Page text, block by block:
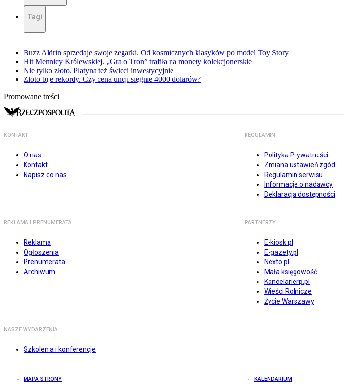
Tagi
Buzz Aldrin sprzedaje swoje zegarki. Od kosmicznych klasyków po model Toy Story
Hit Mennicy Królewskiej. „Gra o Tron” trafiła na monety kolekcjonerskie
Nie tylko złoto. Platyna też świeci inwestycyjnie
Złoto bije rekordy. Czy cena uncji sięgnie 4000 dolarów?
Promowane treści
KONTAKT
O nas
Kontakt
Napisz do nas
REGULAMIN
Polityka Prywatności
Zmiana ustawień zgód
Regulamin serwisu
Informacje o nadawcy
Deklaracja dostępności
REKLAMA I PRENUMERATA
Reklama
Ogłoszenia
Prenumerata
Archiwum
PARTNERZY
E-kiosk.pl
E-gazety.pl
Nexto.pl
Mała księgowość
Kancelarierp.pl
Wieści Rolnicze
Życie Warszawy
NASZE WYDARZENIA
Szkolenia i konferencje
MAPA STRONY KALENDARIUM